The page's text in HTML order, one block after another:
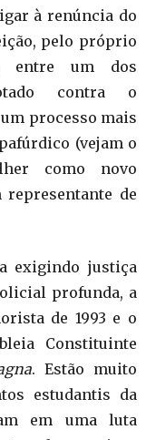
à renúncia do
pelo próprio
entre um dos
contra o
processo mais
(vejam o
como novo
representante de
exigindo justiça
profunda, a
de 1993 e o
Constituinte
. Estão muito
estudantis da
em uma luta